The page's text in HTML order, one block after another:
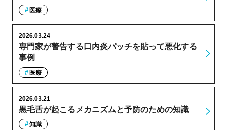
医療
専門家が警告する口内炎パッチを貼って悪化する
事例
2026.03.24
医療
黒毛舌が起こるメカニズムと予防のための知識
2026.03.21
知識